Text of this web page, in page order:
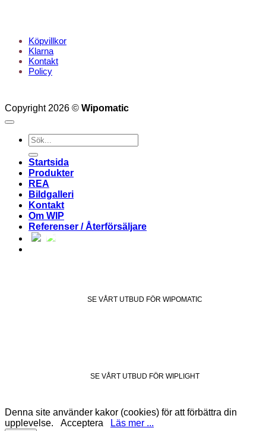
Köpvillkor
Klarna
Kontakt
Policy
Copyright 2026 © Wipomatic
Sök
efter:
Startsida
Produkter
REA
Bildgalleri
Kontakt
Om WIP
Referenser / Återförsäljare
SE VÅRT UTBUD FÖR WIPOMATIC
SE VÅRT UTBUD FÖR WIPLIGHT
Denna site använder kakor (cookies) för att förbättra din
upplevelse. Acceptera Läs mer ...